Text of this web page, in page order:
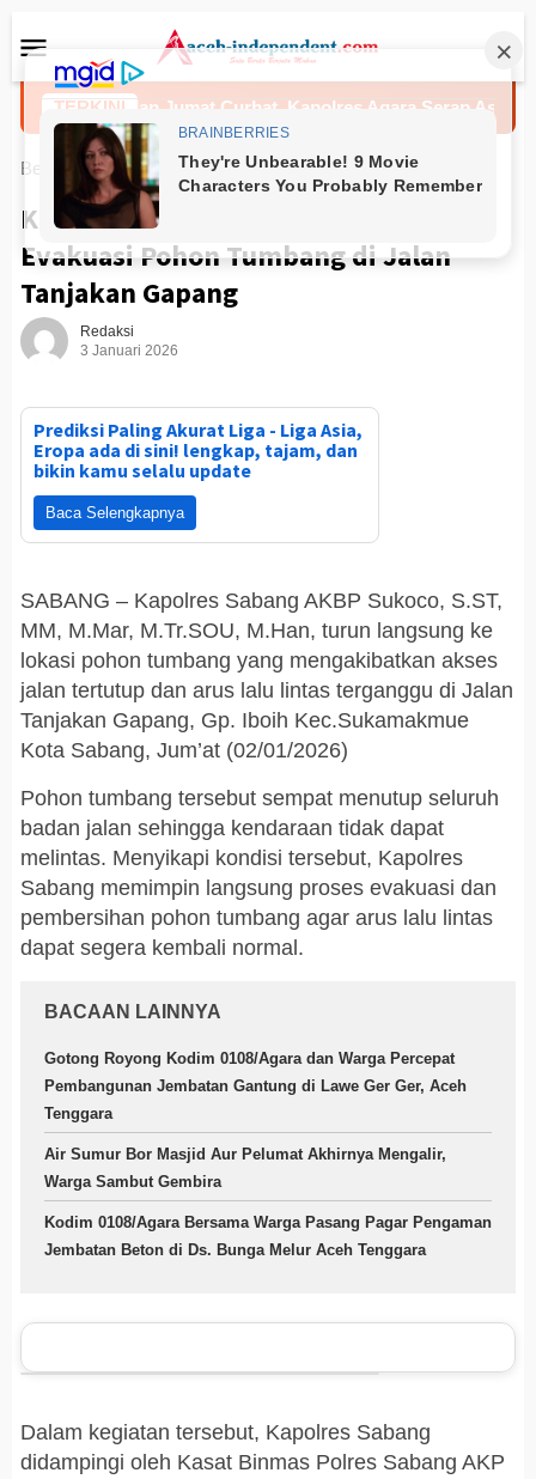
ke
kontenMobile
TERKINI
dan Jumat Curhat, Kapolres Agara Serap Aspirasi dan
Beranda NANGGROE
Kapolres Sabang Turun Langsung
Evakuasi Pohon Tumbang di Jalan
Tanjakan Gapang
Redaksi
3 Januari 2026
Prediksi Paling Akurat Liga - Liga Asia,
Eropa ada di sini! lengkap, tajam, dan
bikin kamu selalu update
Baca Selengkapnya
SABANG – Kapolres Sabang AKBP Sukoco, S.ST,
MM, M.Mar, M.Tr.SOU, M.Han, turun langsung ke
lokasi pohon tumbang yang mengakibatkan akses
jalan tertutup dan arus lalu lintas terganggu di Jalan
Tanjakan Gapang, Gp. Iboih Kec.Sukamakmue
Kota Sabang, Jum’at (02/01/2026)
Pohon tumbang tersebut sempat menutup seluruh
badan jalan sehingga kendaraan tidak dapat
melintas. Menyikapi kondisi tersebut, Kapolres
Sabang memimpin langsung proses evakuasi dan
pembersihan pohon tumbang agar arus lalu lintas
dapat segera kembali normal.
BACAAN LAINNYA
Gotong Royong Kodim 0108/Agara dan Warga Percepat
Pembangunan Jembatan Gantung di Lawe Ger Ger, Aceh
Tenggara
Air Sumur Bor Masjid Aur Pelumat Akhirnya Mengalir,
Warga Sambut Gembira
Kodim 0108/Agara Bersama Warga Pasang Pagar Pengaman
Jembatan Beton di Ds. Bunga Melur Aceh Tenggara
Dalam kegiatan tersebut, Kapolres Sabang
didampingi oleh Kasat Binmas Polres Sabang AKP